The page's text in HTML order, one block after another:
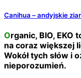
Canihua – andyjskie
Organic, BIO, EKO to określenia, które znaleźć można
na coraz większej
Wokół tych słów i
nieporozumień.